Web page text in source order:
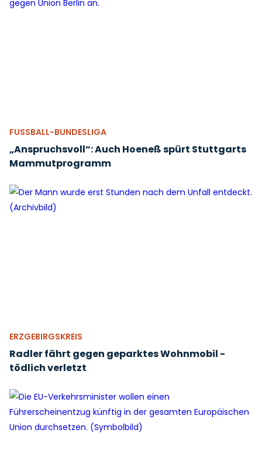
FUSSBALL-BUNDESLIGA
„Anspruchsvoll“: Auch Hoeneß spürt Stuttgarts
Mammutprogramm
ERZGEBIRGSKREIS
Radler fährt gegen geparktes Wohnmobil -
tödlich verletzt